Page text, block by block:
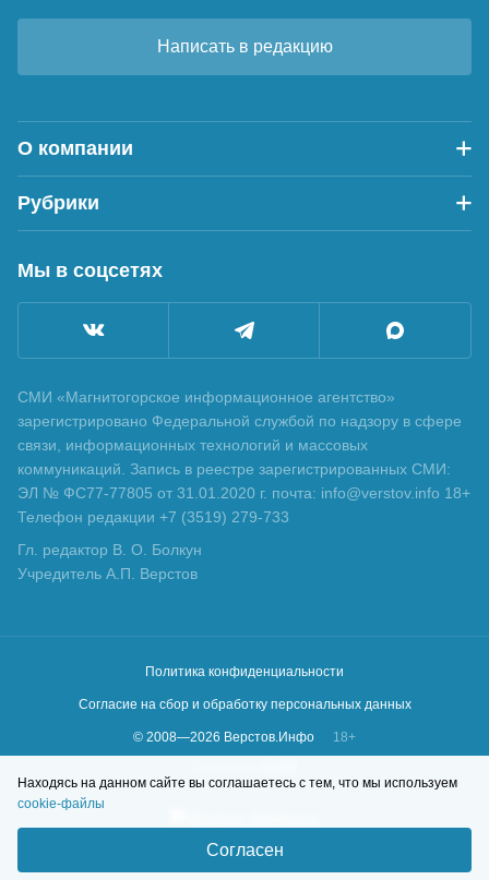
Написать в редакцию
О компании
Рубрики
Мы в соцсетях
СМИ «Магнитогорское информационное агентство»
зарегистрировано Федеральной службой по надзору в сфере
связи, информационных технологий и массовых
коммуникаций. Запись в реестре зарегистрированных СМИ:
ЭЛ № ФС77-77805 от 31.01.2020 г. почта: info@verstov.info 18+
Телефон редакции +7 (3519) 279-733
Гл. редактор В. О. Болкун
Учредитель А.П. Верстов
Политика конфиденциальности
Согласие на сбор и обработку персональных данных
© 2008—2026 Верстов.Инфо
18+
Находясь на данном сайте вы соглашаетесь с тем, что мы используем
cookie-файлы
Согласен